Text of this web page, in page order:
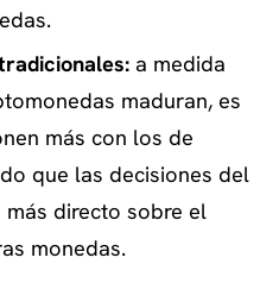
a medida
maduran, es
más con los de
que las decisiones del
directo sobre el
monedas.